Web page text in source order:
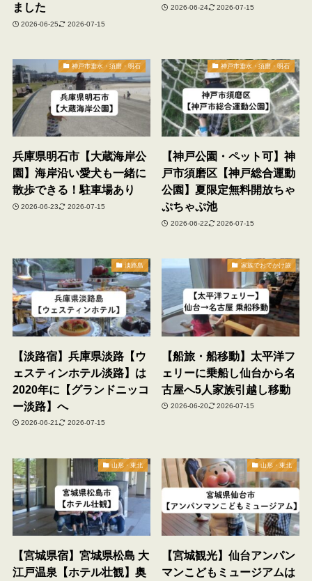
ました
2026-06-25 2026-07-15
2026-06-24 2026-07-15
神戸市垂水・須磨・明石
兵庫県明石市【大蔵海岸公
園】海岸沿い愛犬も一緒に
散歩できる！駐車場あり
2026-06-23 2026-07-15
神戸市垂水・須磨・明石
【神戸公園・ペット可】神
戸市須磨区【神戸総合運動
公園】夏限定無料開放ちゃ
ぷちゃぷ池
2026-06-22 2026-07-15
淡路島
【淡路宿】兵庫県淡路【ウ
ェスティンホテル淡路】は
2020年に【グランドニッコ
ー淡路】へ
2026-06-21 2026-07-15
家族でおでかけ旅
【船旅・船移動】太平洋フ
ェリーに乗船し仙台から名
古屋へ5人家族引越し移動
2026-06-20 2026-07-15
山形・東北
【宮城県宿】宮城県松島 大
江戸温泉【ホテル壮観】奥
山形・東北
【宮城観光】仙台アンパン
マンこどもミュージアムは